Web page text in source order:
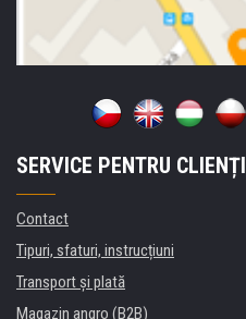
SERVICE PENTRU CLIENȚI
Contact
Tipuri, sfaturi, instrucțiuni
Transport şi plată
Magazin angro (B2B)